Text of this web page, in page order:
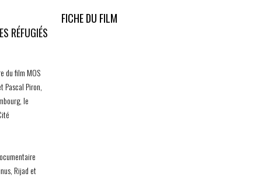
RÉFUGIÉS
du film MOS
Pascal Piron,
le
Rijad et
FICHE DU FILM